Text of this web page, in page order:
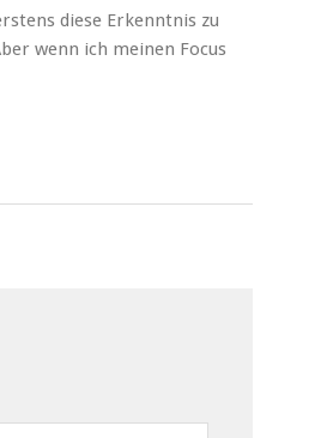
diese Erkenntnis zu
wenn ich meinen Focus